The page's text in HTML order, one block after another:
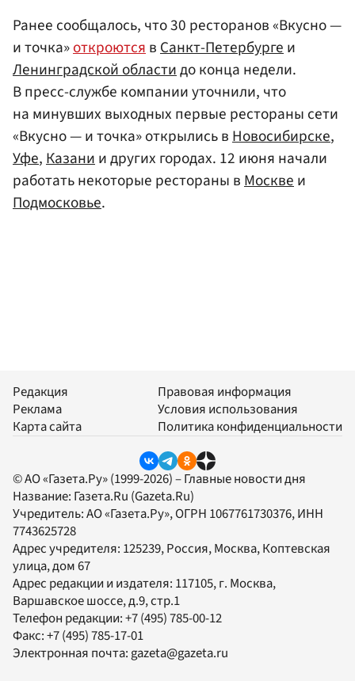
Ранее сообщалось, что 30 ресторанов «Вкусно —
и точка»откроютсявСанкт-Петербургеи
Ленинградской областидо конца недели.
В пресс-службе компании уточнили, что
на минувших выходных первые рестораны сети
«Вкусно — и точка» открылись вНовосибирске,
Уфе,Казании других городах. 12 июня начали
работать некоторые рестораны вМосквеи
Подмосковье.
Редакция
Реклама
Карта сайта
Правовая информация
Условия использования
Политика конфиденциальности
© АО «Газета.Ру» (1999-2026) – Главные новости дня
Название: Газета.Ru (Gazeta.Ru)
Учредитель:АО «Газета.Ру», ОГРН 1067761730376, ИНН
7743625728
Адрес учредителя: 125239, Россия, Москва, Коптевская
улица, дом 67
Адрес редакции и издателя: 117105, г. Москва,
Варшавское шоссе, д.9, стр.1
Телефон редакции:+7 (495) 785-00-12
Факс:+7 (495) 785-17-01
Электронная почта:gazeta@gazeta.ru